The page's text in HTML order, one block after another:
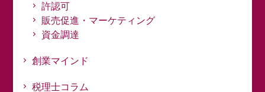
許認可
販売促進・マーケティング
資金調達
創業マインド
税理士コラム